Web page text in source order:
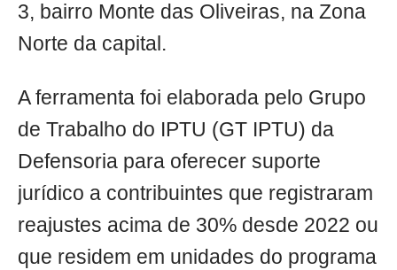
3, bairro Monte das Oliveiras, na Zona
Norte da capital.
A ferramenta foi elaborada pelo Grupo
de Trabalho do IPTU (GT IPTU) da
Defensoria para oferecer suporte
jurídico a contribuintes que registraram
reajustes acima de 30% desde 2022 ou
que residem em unidades do programa